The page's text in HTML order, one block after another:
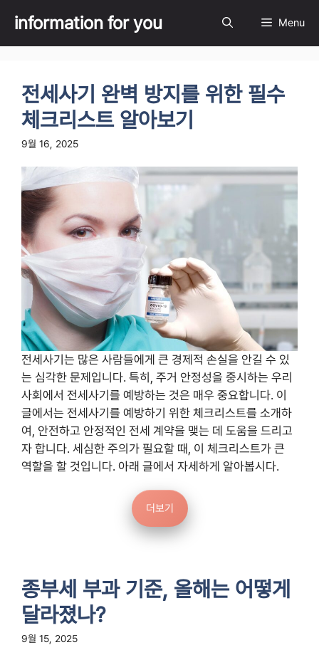
content
information for you Menu
전세사기 완벽 방지를 위한 필수
체크리스트 알아보기
9월 16, 2025
전세사기는 많은 사람들에게 큰 경제적 손실을 안길 수 있
는 심각한 문제입니다. 특히, 주거 안정성을 중시하는 우리
사회에서 전세사기를 예방하는 것은 매우 중요합니다. 이
글에서는 전세사기를 예방하기 위한 체크리스트를 소개하
여, 안전하고 안정적인 전세 계약을 맺는 데 도움을 드리고
자 합니다. 세심한 주의가 필요할 때, 이 체크리스트가 큰
역할을 할 것입니다. 아래 글에서 자세하게 알아봅시다.
더보기
종부세 부과 기준, 올해는 어떻게
달라졌나?
9월 15, 2025